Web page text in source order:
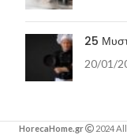
25
20/01/
HorecaHome.gr 2024